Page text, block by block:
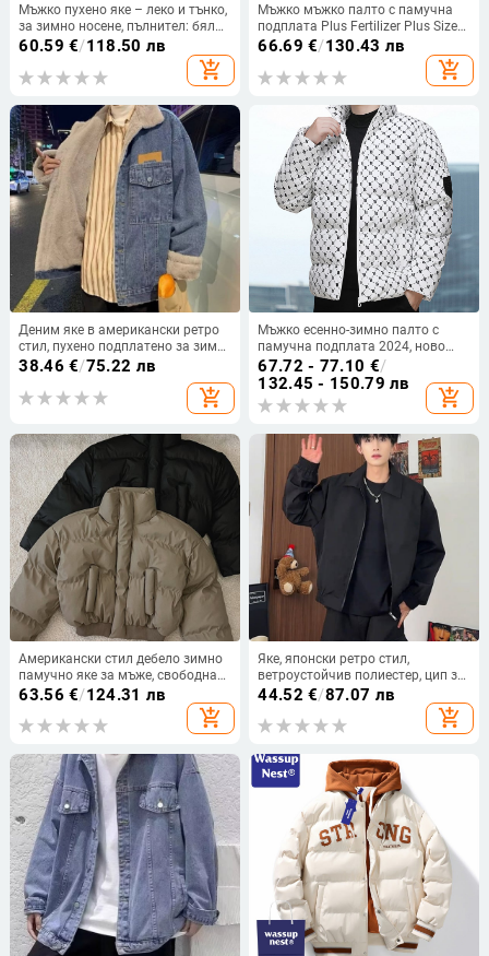
Мъжко пухено яке – леко и тънко,
за зимно носене, пълнител: бял
патица пух (86–90%), 550
запълване, външна материя
Nylon/Polyamide 100%, подплата
60.59 €/118.50 лв
add_shopping_cart
Мъжко мъжко палто с памучна
подплата Plus Fertilizer Plus Size
Зимно палто Мъжко топло
ежедневно палто с памучна
подплата Мъжко яке с
66.69 €/130.43 лв
add_shopping_cart
Деним яке в американски ретро
стил, пухено подплатено за зима,
без качулка, едноредово
закопчаване, цветово блокирана
шарка, 3D джобове, ребрист край
38.46 €/75.22 лв
add_shopping_cart
Мъжко есенно-зимно палто с
памучна подплата 2024, ново
модно B буква, памучно
подплатено, удебелено топло яке
с яка, мъжки костюм за хляб
67.72 - 77.10 €/
132.45 - 150.79 лв
add_shopping_cart
Американски стил дебело зимно
памучно яке за мъже, свободна
кройка, универсално пухено
палто; топло зимно облекло за
мъже и жени
63.56 €/124.31 лв
add_shopping_cart
Яке, японски ретро стил,
ветроустойчив полиестер, цип за
закопчаване, свободна кройка,
44.52 €/87.07 лв
add_shopping_cart